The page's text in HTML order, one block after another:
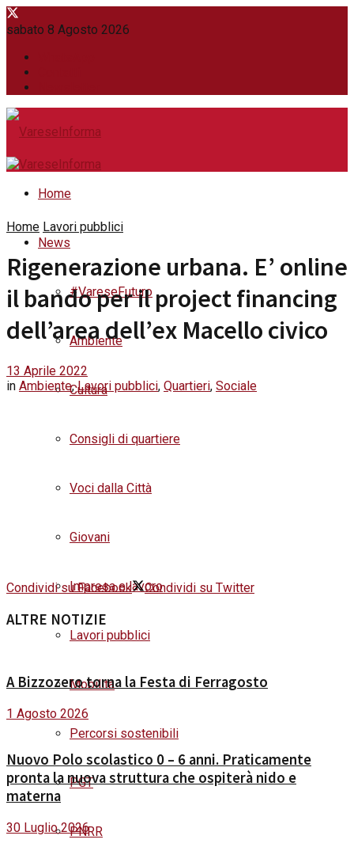
sabato 8 Agosto 2026
Home
News
#VareseFuturo
Ambiente
Cultura
Consigli di quartiere
Voci dalla Città
Giovani
Impresa e lavoro
Lavori pubblici
Mobilità
Percorsi sostenibili
PGT
PNRR
Home Lavori pubblici
Rigenerazione urbana. E’ online
il bando per il project financing
dell’area dell’ex Macello civico
13 Aprile 2022
in Ambiente,Lavori pubblici, Quartieri, Sociale
Condividi su Facebook Condividi su Twitter
ALTRE NOTIZIE
A Bizzozero torna la Festa di Ferragosto
1 Agosto 2026
Nuovo Polo scolastico 0 – 6 anni. Praticamente
pronta la nuova struttura che ospiterà nido e
materna
30 Luglio 2026